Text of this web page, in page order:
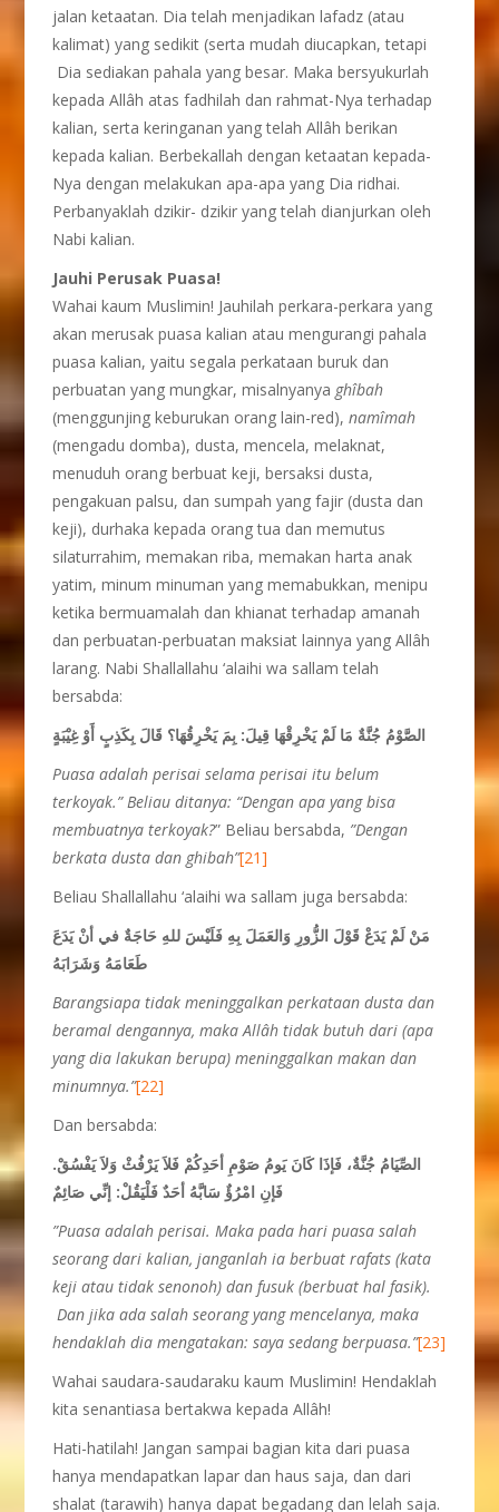
jalan ketaatan. Dia telah menjadikan lafadz (atau
kalimat) yang sedikit (serta mudah diucapkan, tetapi
Dia sediakan pahala yang besar. Maka bersyukurlah
kepada Allâh atas fadhilah dan rahmat-Nya terhadap
kalian, serta keringanan yang telah Allâh berikan
kepada kalian. Berbekallah dengan ketaatan kepada-
Nya dengan melakukan apa-apa yang Dia ridhai.
Perbanyaklah dzikir- dzikir yang telah dianjurkan oleh
Nabi kalian.
Jauhi Perusak Puasa!
Wahai kaum Muslimin! Jauhilah perkara-perkara yang
akan merusak puasa kalian atau mengurangi pahala
puasa kalian, yaitu segala perkataan buruk dan
perbuatan yang mungkar, misalnyanya ghîbah
(menggunjing keburukan orang lain-red),namîmah
(mengadu domba), dusta, mencela, melaknat,
menuduh orang berbuat keji, bersaksi dusta,
pengakuan palsu, dan sumpah yang fajir (dusta dan
keji), durhaka kepada orang tua dan memutus
silaturrahim, memakan riba, memakan harta anak
yatim, minum minuman yang memabukkan, menipu
ketika bermuamalah dan khianat terhadap amanah
dan perbuatan-perbuatan maksiat lainnya yang Allâh
larang. Nabi Shallallahu ‘alaihi wa sallam telah
bersabda:
الصَّوْمُ جُنَّةٌ مَا لَمْ يَخْرِقْهَا قِيلَ: بِمَ يَخْرِقُهَا؟ قَالَ بِكَذِبٍ أَوْ غِيْبَةٍ
Puasa adalah perisai selama perisai itu belum
terkoyak.” Beliau ditanya: “Dengan apa yang bisa
membuatnya terkoyak?” Beliau bersabda, ”Dengan
berkata dusta dan ghibah”[21]
Beliau Shallallahu ‘alaihi wa sallam juga bersabda:
مَنْ لَمْ يَدَعْ قَوْلَ الزُّورِ وَالعَمَلَ بِهِ فَلَيْسَ للهِ حَاجَةٌ في أنْ يَدَعَ
طَعَامَهُ وَشَرَابَهُ
Barangsiapa tidak meninggalkan perkataan dusta dan
beramal dengannya, maka Allâh tidak butuh dari (apa
yang dia lakukan berupa) meninggalkan makan dan
minumnya.”[22]
Dan bersabda:
الصِّيَامُ جُنَّةٌ، فَإذَا كَانَ يَومُ صَوْمِ أحَدِكُمْ فَلاَ يَرْفُثْ وَلاَ يَفْسُقْ.
فَإنِ امْرُؤٌ سَابَّهُ أحَدٌ فَلْيَقُلْ: إنِّي صَائِمٌ
”Puasa adalah perisai. Maka pada hari puasa salah
seorang dari kalian, janganlah ia berbuat rafats (kata
keji atau tidak senonoh) dan fusuk (berbuat hal fasik).
Dan jika ada salah seorang yang mencelanya, maka
hendaklah dia mengatakan: saya sedang berpuasa.”[23]
Wahai saudara-saudaraku kaum Muslimin! Hendaklah
kita senantiasa bertakwa kepada Allâh!
Hati-hatilah! Jangan sampai bagian kita dari puasa
hanya mendapatkan lapar dan haus saja, dan dari
shalat (tarawih) hanya dapat begadang dan lelah saja.